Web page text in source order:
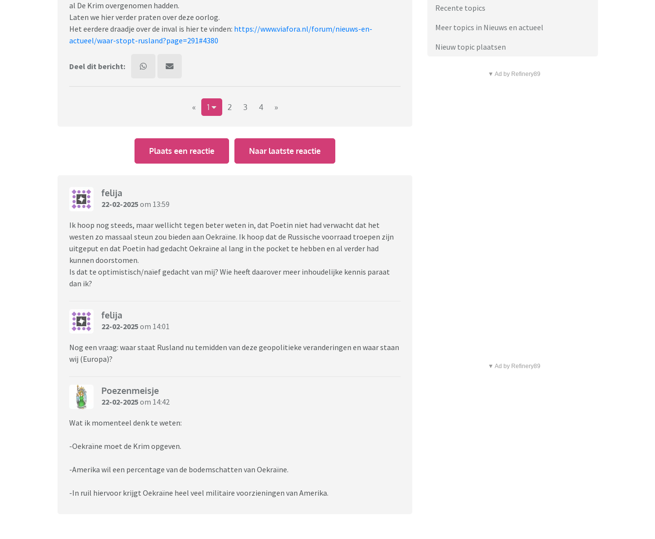
al De Krim overgenomen hadden.
Laten we hier verder praten over deze oorlog.
Het eerdere draadje over de inval is hier te vinden: https://www.viafora.nl/forum/nieuws-en-
actueel/waar-stopt-rusland?page=291#4380
Deel dit bericht:
« 1 2 3 4 »
Plaats een reactie Naar laatste reactie
felija
22-02-2025om 13:59
Ik hoop nog steeds, maar wellicht tegen beter weten in, dat Poetin niet had verwacht dat het
westen zo massaal steun zou bieden aan Oekraïne. Ik hoop dat de Russische voorraad troepen zijn
uitgeput en dat Poetin had gedacht Oekraïne al lang in the pocket te hebben en al verder had
kunnen doorstomen.
Is dat te optimistisch/naïef gedacht van mij? Wie heeft daarover meer inhoudelijke kennis paraat
dan ik?
felija
22-02-2025om 14:01
Nog een vraag: waar staat Rusland nu temidden van deze geopolitieke veranderingen en waar staan
wij (Europa)?
Poezenmeisje
22-02-2025om 14:42
Wat ik momenteel denk te weten:
-Oekraïne moet de Krim opgeven.
-Amerika wil een percentage van de bodemschatten van Oekraïne.
-In ruil hiervoor krijgt Oekraïne heel veel militaire voorzieningen van Amerika.
Recente topics
Meer topics in Nieuws en actueel
Nieuw topic plaatsen
▼ Ad by Refinery89
▼ Ad by Refinery89